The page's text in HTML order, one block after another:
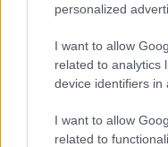
personalized
I want to allow
related to analytics
device identifiers in
I want to allow
related to